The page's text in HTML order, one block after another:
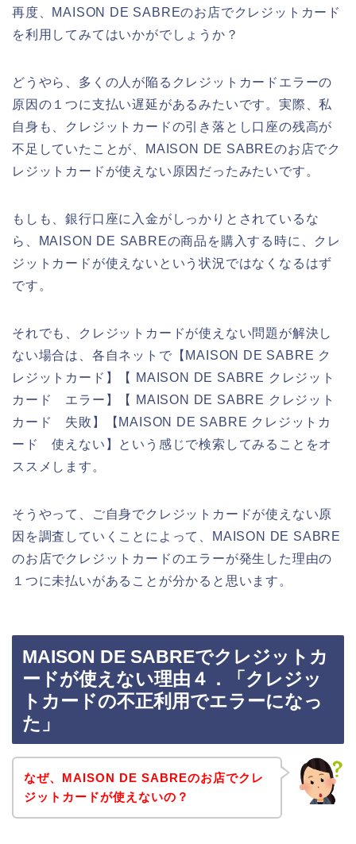
再度、MAISON DE SABREのお店でクレジットカード
を利用してみてはいかがでしょうか？
どうやら、多くの人が陥るクレジットカードエラーの
原因の１つに支払い遅延があるみたいです。実際、私
自身も、クレジットカードの引き落とし口座の残高が
不足していたことが、MAISON DE SABREのお店でク
レジットカードが使えない原因だったみたいです。
もしも、銀行口座に入金がしっかりとされているな
ら、MAISON DE SABREの商品を購入する時に、クレ
ジットカードが使えないという状況ではなくなるはず
です。
それでも、クレジットカードが使えない問題が解決し
ない場合は、各自ネットで【MAISON DE SABRE ク
レジットカード】【 MAISON DE SABRE クレジット
カード エラー】【 MAISON DE SABRE クレジット
カード 失敗】【MAISON DE SABRE クレジットカ
ード 使えない】という感じで検索してみることをオ
ススメします。
そうやって、ご自身でクレジットカードが使えない原
因を調査していくことによって、MAISON DE SABRE
のお店でクレジットカードのエラーが発生した理由の
１つに未払いがあることが分かると思います。
MAISON DE SABREでクレジットカ
ードが使えない理由４．「クレジッ
トカードの不正利用でエラーになっ
た」
なぜ、MAISON DE SABREのお店でクレ
ジットカードが使えないの？